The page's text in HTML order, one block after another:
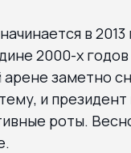
в
2000-х
заметно
и
роты.